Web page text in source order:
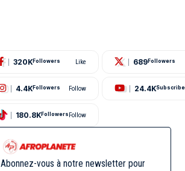
320KFollowers Like 689Followers
4.4KFollowers Follow 24.4K
180.8KFollowers Follow
Abonnez-vous à notre newsletter pour